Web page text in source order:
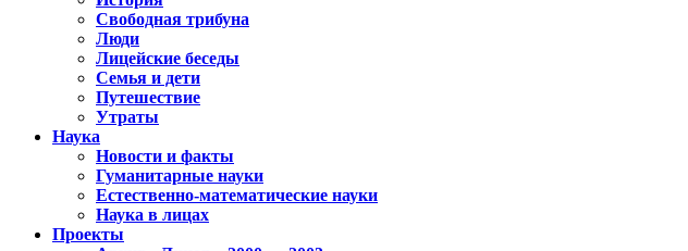
Свободная трибуна
Люди
Лицейские беседы
Семья и дети
Путешествие
Утраты
Наука
Новости и факты
Гуманитарные науки
Естественно-математические науки
Наука в лицах
Проекты